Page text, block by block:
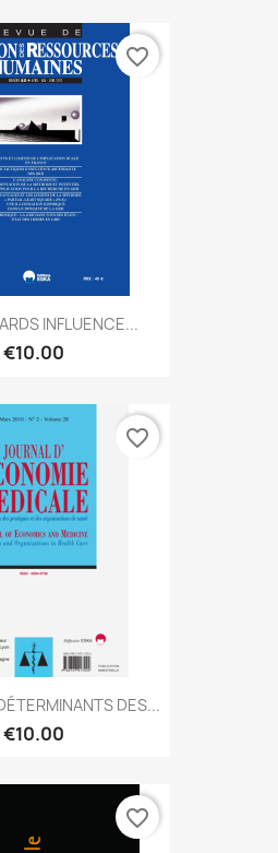
INFLUENCE...
€10.00
favorite_border
DES...
€10.00
favorite_border
favorite_border